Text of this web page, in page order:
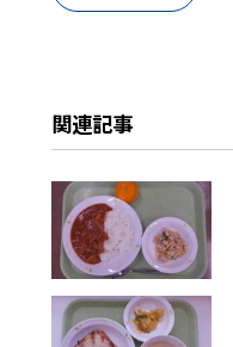
関連記事